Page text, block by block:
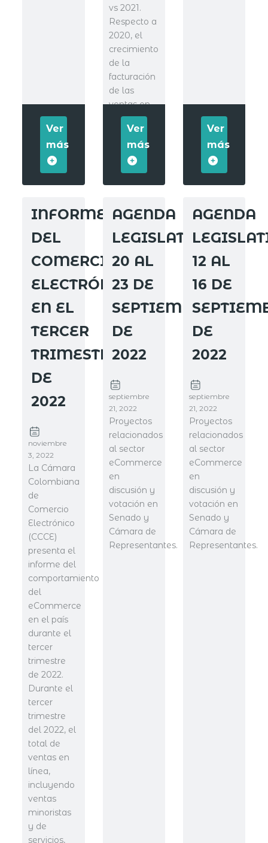
Ver
más
vs 2021.
Respecto a
2020, el
crecimiento
de la
facturación
de las
ventas en
línea fue de
Ver
más
Ver
más
INFORME
DEL
COMERCIO
ELECTRÓNICO
EN EL
TERCER
TRIMESTRE
DE
2022
noviembre
3, 2022
La Cámara
Colombiana
de
Comercio
Electrónico
(CCCE)
presenta el
informe del
comportamiento
del
eCommerce
en el país
durante el
tercer
trimestre
de 2022.
Durante el
tercer
trimestre
del 2022, el
total de
ventas en
línea,
incluyendo
ventas
minoristas
y de
servicios,
AGENDA
LEGISLATIVA
20 AL
23 DE
SEPTIEMBRE
DE
2022
septiembre
21, 2022
Proyectos
relacionados
al sector
eCommerce
en
discusión y
votación en
Senado y
Cámara de
Representantes.
AGENDA
12 AL
16 DE
DE
2022
septiembre
21, 2022
Proyectos
relacionados
al sector
eCommerce
en
discusión y
votación en
Senado y
Cámara de
Representantes.